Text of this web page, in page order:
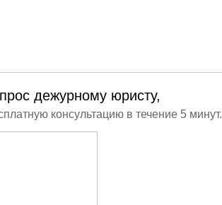
дежурному юристу,
консультацию в течение 5 минут.